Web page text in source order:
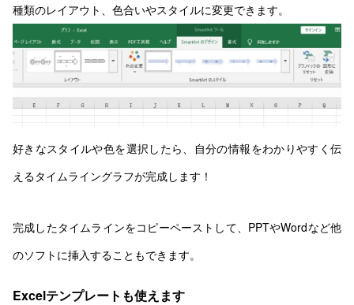
種類のレイアウト、色合いやスタイルに変更できます。
好きなスタイルや色を選択したら、自分の情報をわかりやすく伝
えるタイムライングラフが完成します！
完成したタイムラインをコピーペーストして、PPTやWordなど他
のソフトに挿入することもできます。
Excelテンプレートも使えます